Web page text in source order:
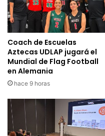
Coach de Escuelas
Aztecas UDLAP jugará el
Mundial de Flag Football
en Alemania
hace 9 horas